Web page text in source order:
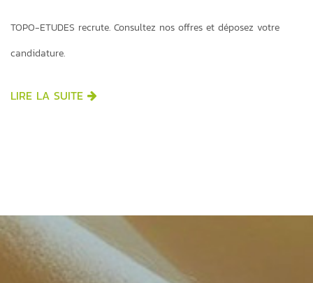
TOPO-ETUDES recrute. Consultez nos offres et déposez votre
candidature.
LIRE LA SUITE